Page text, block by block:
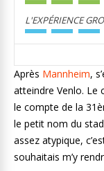
L'EXPÉRIENCE
Après Mannheim,
atteindre Venlo. Le
le compte de la
le petit nom du
assez atypique,
souhaitais m’y